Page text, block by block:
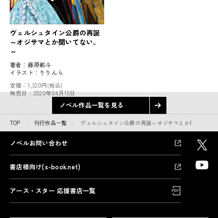
ヴェルシュタイン公爵の再誕
～オジサマとか聞いてない。
～
著者： 藤原都斗
イラスト： りりんら
定価： 1,320円(税込)
発売日：2020年04月15日
ノベル作品一覧を見る
TOP 刊行作品一覧 ヴェルシュタイン公爵の再誕～オジサマとか聞いてな
ノベルお問い合わせ
書店様向け(s-book.net)
アース・スター 応援書店一覧